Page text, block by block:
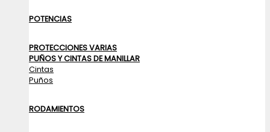
POTENCIAS
PROTECCIONES VARIAS
PUÑOS Y CINTAS DE MANILLAR
Cintas
Puños
RODAMIENTOS